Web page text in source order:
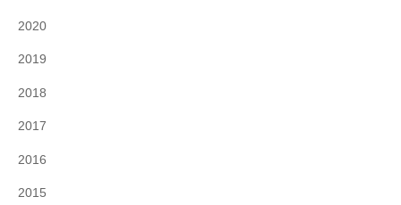
2020
2019
2018
2017
2016
2015